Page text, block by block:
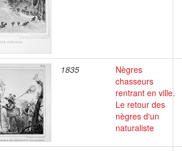
1835
Nègres
chasseurs
rentrant en ville.
Le retour des
nègres d'un
naturaliste